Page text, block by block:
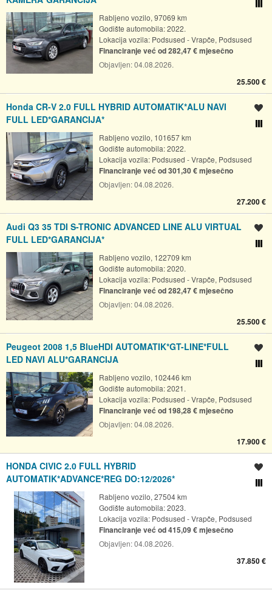
Rabljeno vozilo, 97069 km
Godište automobila: 2022.
Lokacija vozila: Podsused - Vrapče, Podsused
Financiranje već od 282,47 € mjesečno
Objavljen:04.08.2026.
25.500 €
Honda CR-V 2.0 FULL HYBRID AUTOMATIK*ALU NAVI
FULL LED*GARANCIJA*
Rabljeno vozilo, 101657 km
Godište automobila: 2022.
Lokacija vozila: Podsused - Vrapče, Podsused
Financiranje već od 301,30 € mjesečno
Objavljen:04.08.2026.
27.200 €
Audi Q3 35 TDI S-TRONIC ADVANCED LINE ALU VIRTUAL
FULL LED*GARANCIJA*
Rabljeno vozilo, 122709 km
Godište automobila: 2020.
Lokacija vozila: Podsused - Vrapče, Podsused
Financiranje već od 282,47 € mjesečno
Objavljen:04.08.2026.
25.500 €
Peugeot 2008 1,5 BlueHDI AUTOMATIK*GT-LINE*FULL
LED NAVI ALU*GARANCIJA
Rabljeno vozilo, 102446 km
Godište automobila: 2021.
Lokacija vozila: Podsused - Vrapče, Podsused
Financiranje već od 198,28 € mjesečno
Objavljen:04.08.2026.
17.900 €
HONDA CIVIC 2.0 FULL HYBRID
AUTOMATIK*ADVANCE*REG DO:12/2026*
Rabljeno vozilo, 27504 km
Godište automobila: 2023.
Lokacija vozila: Podsused - Vrapče, Podsused
Financiranje već od 415,09 € mjesečno
Objavljen:04.08.2026.
37.850 €